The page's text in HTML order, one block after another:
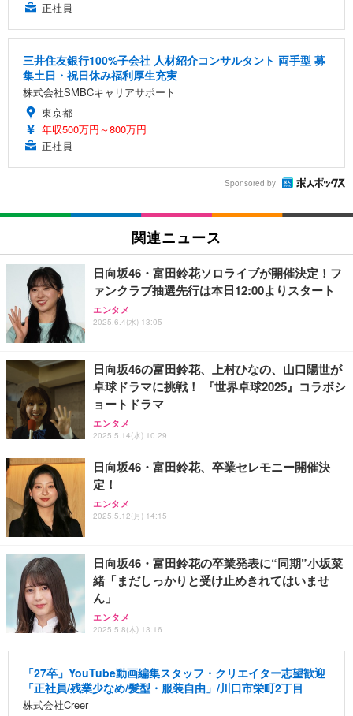
正社員
三井住友銀行100%子会社 人材紹介コンサルタント 両手型 募
集土日・祝日休み福利厚生充実
株式会社SMBCキャリアサポート
東京都
年収500万円～800万円
正社員
Sponsored by
関連ニュース
日向坂46・富田鈴花ソロライブが開催決定！フ
ァンクラブ抽選先行は本日12:00よりスタート
エンタメ
2025.6.4(水) 13:05
日向坂46の富田鈴花、上村ひなの、山口陽世が
卓球ドラマに挑戦！ 『世界卓球2025』コラボシ
ョートドラマ
エンタメ
2025.5.14(水) 10:29
日向坂46・富田鈴花、卒業セレモニー開催決
定！
エンタメ
2025.5.12(月) 14:15
日向坂46・富田鈴花の卒業発表に“同期”小坂菜
緒「まだしっかりと受け止めきれてはいませ
ん」
エンタメ
2025.5.8(木) 13:16
「27卒」YouTube動画編集スタッフ・クリエイター志望歓迎
「正社員/残業少なめ/髪型・服装自由」/川口市栄町2丁目
株式会社Creer